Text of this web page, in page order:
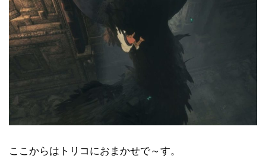
ここからはトリコにおまかせで～す。